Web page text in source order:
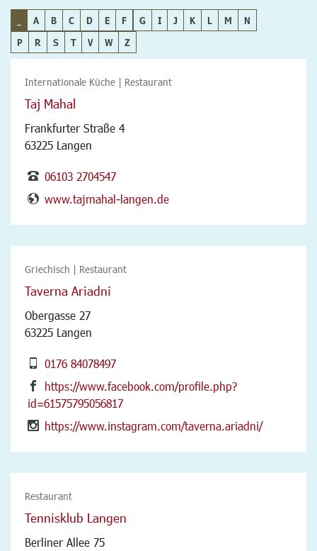
A B C D E F G I J K L M
N
P
R S T V W Z
Internationale Küche | Restaurant
Taj Mahal
Frankfurter Straße 4
63225 Langen
06103 2704547
www.tajmahal-langen.de
Griechisch | Restaurant
Taverna Ariadni
Obergasse 27
63225 Langen
0176 84078497
https://www.facebook.com/profile.php?
id=61575795056817
https://www.instagram.com/taverna.ariadni/
Restaurant
Tennisklub Langen
Berliner Allee 75